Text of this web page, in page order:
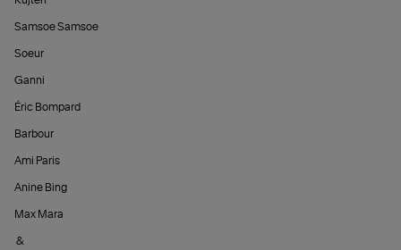
Samsoe Samsoe
Soeur
Ganni
Éric Bompard
Barbour
Ami Paris
Anine Bing
Max Mara
&